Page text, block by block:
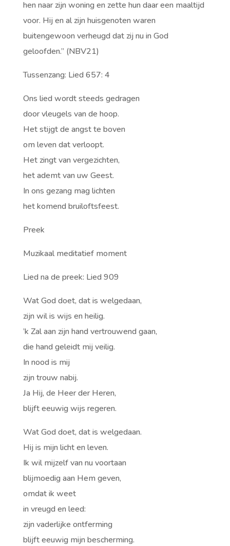
hen naar zijn woning en zette hun daar een maaltijd
voor. Hij en al zijn huisgenoten waren
buitengewoon verheugd dat zij nu in God
geloofden.” (NBV21)
Tussenzang: Lied 657: 4
Ons lied wordt steeds gedragen
door vleugels van de hoop.
Het stijgt de angst te boven
om leven dat verloopt.
Het zingt van vergezichten,
het ademt van uw Geest.
In ons gezang mag lichten
het komend bruiloftsfeest.
Preek
Muzikaal meditatief moment
Lied na de preek: Lied 909
Wat God doet, dat is welgedaan,
zijn wil is wijs en heilig.
’k Zal aan zijn hand vertrouwend gaan,
die hand geleidt mij veilig.
In nood is mij
zijn trouw nabij.
Ja Hij, de Heer der Heren,
blijft eeuwig wijs regeren.
Wat God doet, dat is welgedaan.
Hij is mijn licht en leven.
Ik wil mijzelf van nu voortaan
blijmoedig aan Hem geven,
omdat ik weet
in vreugd en leed:
zijn vaderlijke ontferming
blijft eeuwig mijn bescherming.